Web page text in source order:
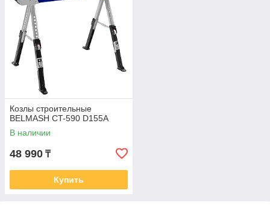
Козлы строительные
BELMASH CT-590 D155A
В наличии
48 990 ₸
Купить